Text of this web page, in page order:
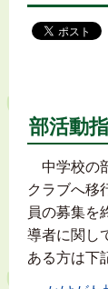
部活動
中学校の
クラブへ移
員の募集を
導者に関し
ある方は下